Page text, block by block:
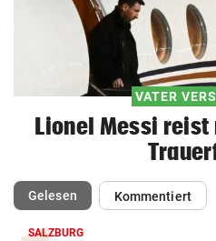
VATER
Lionel Messi
Gelesen(ausgewählt)Kommentiert
SALZBURG